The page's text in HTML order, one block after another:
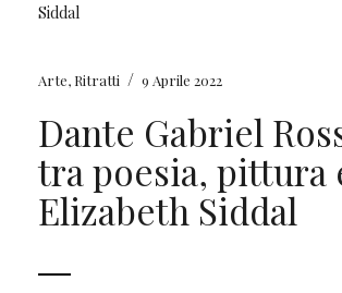
Arte, Ritratti / 9 Aprile 2022
Dante Gabriel
tra poesia, pittura
Elizabeth Siddal